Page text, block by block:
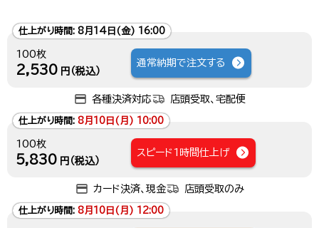
仕上がり時間: 8月14日(金) 16:00
100枚
2,530 円（税込）
通常納期で注文する
各種決済対応 店頭受取、宅配便
仕上がり時間: 8月10日(月) 10:00
100枚
5,830 円（税込）
スピード1時間仕上げ
カード決済、現金 店頭受取のみ
仕上がり時間: 8月10日(月) 12:00